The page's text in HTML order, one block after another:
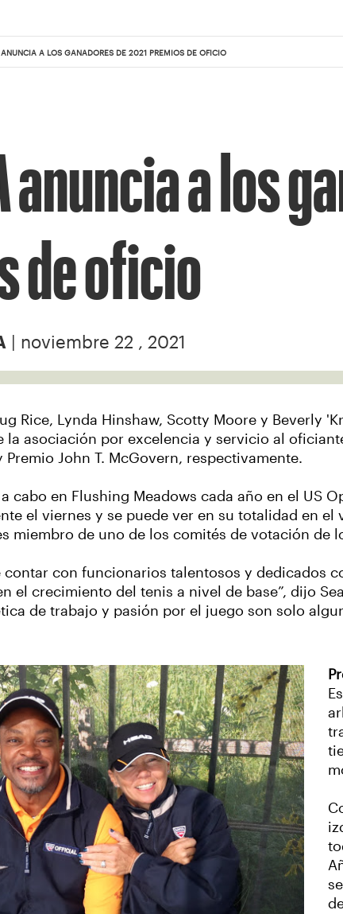
ANUNCIA A LOS GANADORES DE 2021 PREMIOS DE OFICIO
anuncia a los
de oficio
| noviembre 22 , 2021
Rice, Lynda Hinshaw, Scotty Moore y Beverly
la asociación por excelencia y servicio al
Premio John T. McGovern, respectivamente.
cabo en Flushing Meadows cada año en el US
el viernes y se puede ver en su totalidad en
miembro de uno de los comités de votación de
contar con funcionarios talentosos y dedicados
el crecimiento del tenis a nivel de base”, dijo
de trabajo y pasión por el juego son solo